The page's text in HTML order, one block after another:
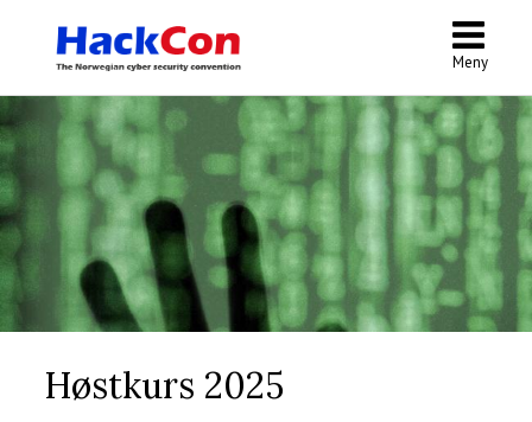
Meny
Høstkurs 2025